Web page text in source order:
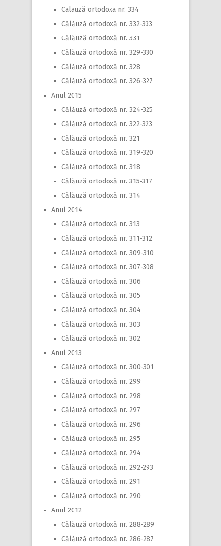
Calauză ortodoxa nr. 334
Călăuză ortodoxă nr. 332-333
Călăuză ortodoxă nr. 331
Călăuză ortodoxă nr. 329-330
Călăuză ortodoxă nr. 328
Călăuză ortodoxă nr. 326-327
Anul 2015
Călăuză ortodoxă nr. 324-325
Călăuză ortodoxă nr. 322-323
Călăuză ortodoxă nr. 321
Călăuză ortodoxă nr. 319-320
Călăuză ortodoxă nr. 318
Călăuză ortodoxă nr. 315-317
Călăuză ortodoxă nr. 314
Anul 2014
Călăuză ortodoxă nr. 313
Călăuză ortodoxă nr. 311-312
Călăuză ortodoxă nr. 309-310
Călăuză ortodoxă nr. 307-308
Călăuză ortodoxă nr. 306
Călăuză ortodoxă nr. 305
Călăuză ortodoxă nr. 304
Călăuză ortodoxă nr. 303
Călăuză ortodoxă nr. 302
Anul 2013
Călăuză ortodoxă nr. 300-301
Călăuză ortodoxă nr. 299
Călăuză ortodoxă nr. 298
Călăuză ortodoxă nr. 297
Călăuză ortodoxă nr. 296
Călăuză ortodoxă nr. 295
Călăuză ortodoxă nr. 294
Călăuză ortodoxă nr. 292-293
Călăuză ortodoxă nr. 291
Călăuză ortodoxă nr. 290
Anul 2012
Călăuză ortodoxă nr. 288-289
Călăuză ortodoxă nr. 286-287